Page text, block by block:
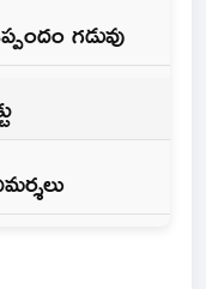
గడువు